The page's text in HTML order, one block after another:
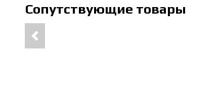
Сопутствующие товары